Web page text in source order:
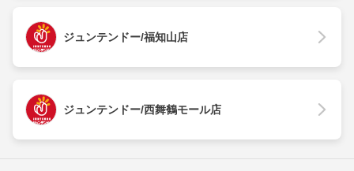
ジュンテンドー/福知山店
ジュンテンドー/西舞鶴モール店